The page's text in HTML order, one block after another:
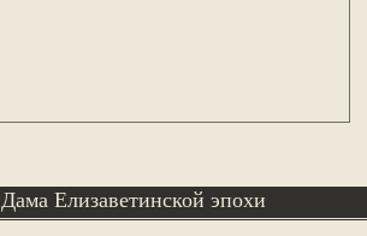
Дама Елизаветинской эпохи